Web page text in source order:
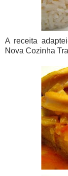
A receita
Nova Cozinha